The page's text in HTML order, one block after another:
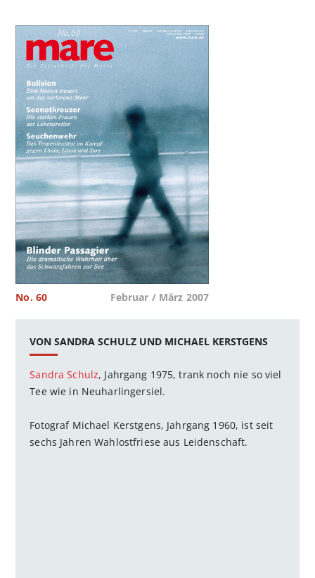
No. 60 Februar / März 2007
VON SANDRA SCHULZ UND MICHAEL KERSTGENS
Sandra Schulz, Jahrgang 1975, trank noch nie so viel
Tee wie in Neuharlingersiel.
Fotograf Michael Kerstgens, Jahrgang 1960, ist seit
sechs Jahren Wahlostfriese aus Leidenschaft.